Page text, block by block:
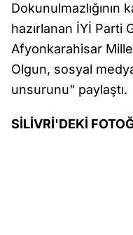
Dokunulmazlığının
hazırlanan İYİ Parti
Afyonkarahisar
Olgun, sosyal
unsurunu" paylaştı.
SİLİVRİ'DEKİ